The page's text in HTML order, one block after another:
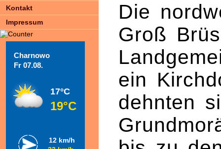
Kontakt
Impressum
Charnowo
Fr 07.08.
17°C
19°C
12 km/h
Die
Groß
ein
dehnten